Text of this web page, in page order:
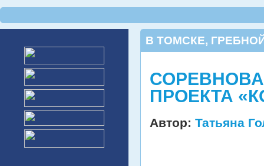
В ТОМСКЕ,
ПРОЕКТА
Автор: Татьяна